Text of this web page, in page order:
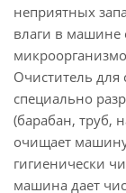
неприятных
влаги в машине
Очиститель
специально
(барабан, труб,
очищает машину
гигиенически
машина дает